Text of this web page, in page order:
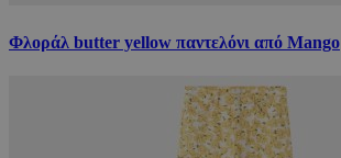
Φλοράλ butter yellow παντελόνι από Mango